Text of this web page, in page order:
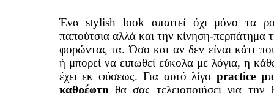
Ένα stylish look απαιτεί όχι μόνο τα
παπούτσια αλλά και την κίνηση-περπάτημα
φορώντας τα. Όσο και αν δεν είναι κάτι
ή μπορεί να ειπωθεί εύκολα με λόγια, η
έχει εκ φύσεως. Για αυτό λίγο practice
καθρέφτη θα σας τελειοποιήσει για την